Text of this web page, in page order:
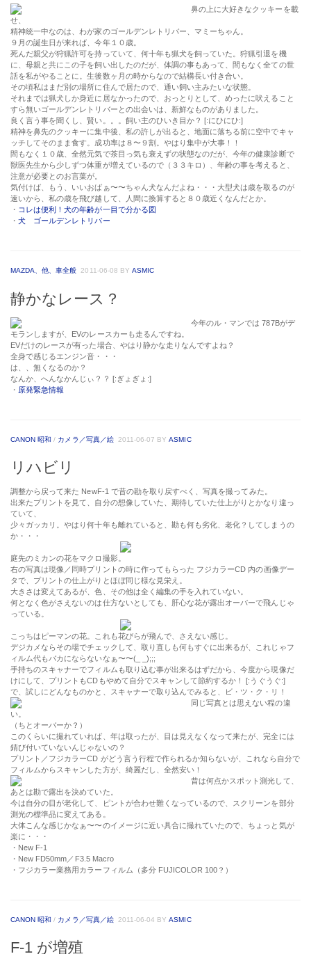
鼻の上に大好きなクッキーを載
せ、
精神統一中なのは、わが家のゴールデンレトリバー、マミーちゃん。
９月の誕生日が来れば、今年１０歳。
死んだ親父が狩猟許可を持っていて、何十年も猟犬を飼っていた。狩猟引退を機
に、母親と共にこの子を飼い出したのだが、体調の事もあって、間もなく全ての世
話を私がやることに。生後数ヶ月の時からなので結構長い付き合い。
その頃私はまだ別の場所に住んで居たので、通い飼い主みたいな状態。
それまでは猟犬しか身近に居なかったので、おっとりとして、めったに吠えること
すら無いゴールデンレトリバーとの出会いは、新鮮なものがありました。
良く言う事を聞くし、賢い。。。飼い主のひいき目か？ [:にひにひ:]
精神を鼻先のクッキーに集中後、私の許しが出ると、地面に落ちる前に空中でキャ
ッチしてそのまま食す。成功率は８〜９割。やはり集中が大事！！
間もなく１０歳、全然元気で茶目っ気も衰えずの状態なのだが、今年の健康診断で
獣医先生から少しずつ体重が増えているので（３３キロ）、年齢の事を考えると、
注意が必要とのお言葉が。
気付けば、もう、いいおばぁ〜〜ちゃん犬なんだよね・・・大型犬は歳を取るのが
速いから、私の歳を飛び越して、人間に換算すると８０歳近くなんだとか。
・ コレは便利！犬の年齢が一目で分かる図
・犬 ゴールデンレトリバー
MAZDA、他、車全般 2011-06-08 BYASMIC
静かなレース？
今年のル・マンでは 787Bがデ
モランしますが、EVのレースカーも走るんですね。
EVだけのレースが有った場合、やはり静かな走りなんですよね？
全身で感じるエンジン音・・・
は、、無くなるのか？
なんか、へんなかんじぃ？？ [:ぎょぎょ:]
・ 原発緊急情報
CANON 昭和 / カメラ／写真／絵 2011-06-07 BYASMIC
リハビリ
調整から戻って来た NewF-1 で昔の勘を取り戻すべく、写真を撮ってみた。
出来たプリントを見て、自分の想像していた、期待していた仕上がりとかなり違っ
ていて、
少々ガッカリ。やはり何十年も離れていると、勘も何も劣化、老化？してしまうの
か・・・
庭先のミカンの花をマクロ撮影。
右の写真は現像／同時プリントの時に作ってもらった フジカラーCD 内の画像デー
タで、プリントの仕上がりとほぼ同じ様な見栄え。
大きさは変えてあるが、色、その他は全く編集の手を入れていない。
何となく色がさえないのは仕方ないとしても、肝心な花が露出オーバーで飛んじゃ
っている。
こっちはピーマンの花。これも花びらが飛んで、さえない感じ。
デジカメならその場でチェックして、取り直しも何もすぐに出来るが、これじゃフ
ィルム代もバカにならないなぁ〜〜(_ _);;;
手持ちのスキャナーでフィルムも取り込む事が出来るはずだから、今度から現像だ
けにして、プリントもCDもやめて自分でスキャンして節約するか！ [:うぐうぐ:]
で、試しにどんなものかと、スキャナーで取り込んでみると、ビ・ツ・ク・リ！
同じ写真とは思えない程の違
い。
（ちとオーバーか？）
このくらいに撮れていれば、年は取ったが、目は見えなくなって来たが、完全には
錆び付いていないんじゃないの？
プリント／フジカラーCD がどう言う行程で作られるか知らないが、これなら自分で
フィルムからスキャンした方が、綺麗だし、全然安い！
昔は何点かスポット測光して、
あとは勘で露出を決めていた。
今は自分の目が老化して、ピントが合わせ難くなっているので、スクリーンを部分
測光の標準品に変えてある。
大体こんな感じかなぁ〜〜のイメージに近い具合に撮れていたので、ちょっと気が
楽に・・・
・New F-1
・New FD50mm／F3.5 Macro
・フジカラー業務用カラーフィルム（多分 FUJICOLOR 100？）
CANON 昭和 / カメラ／写真／絵 2011-06-04 BYASMIC
F-1 が増殖